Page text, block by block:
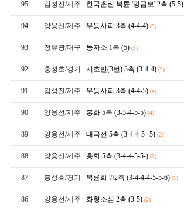
95 김성진/제주 한국춘란 복륜 '명금보' 2촉 (5-5)
94 양용선/제주 무등사피 3촉 (4-4-4) (5)
93 정유광/대구 동자소 1촉 (5) (5)
92 홍성호/경기 서호반(3번) 3촉 (3-4-4) (2)
91 김성진/제주 무등사피 3촉 (4-4-5) (4)
90 양용선/제주 홍화 5촉 (3-3-4-5-5) (4)
89 양용선/제주 태극선 5촉 (3-4-4-5--5) (2)
88 양용선/제주 홍화 5촉 (3-4-4-5-5-) (2)
87 홍성호/경기 복륜화 7/2촉 (3-4-4-4-5-5-6) (1)
86 양용선/제주 화형소심 2촉 (3-5) (2)